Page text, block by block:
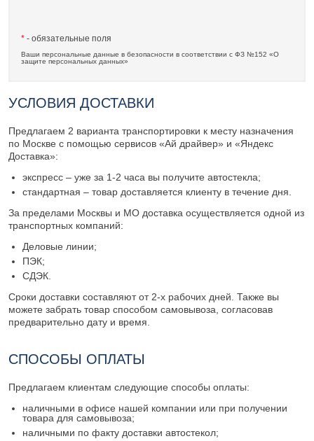
* - обязательные поля
Ваши персональные данные в безопасности в соответствии с ФЗ №152 «О
защите персональных данных»
УСЛОВИЯ ДОСТАВКИ
Предлагаем 2 варианта транспортировки к месту назначения
по Москве с помощью сервисов «Ай драйвер» и «Яндекс
Доставка»:
экспресс – уже за 1-2 часа вы получите автостекла;
стандартная – товар доставляется клиенту в течение дня.
За пределами Москвы и МО доставка осуществляется одной из
транспортных компаний:
Деловые линии;
ПЭК;
СДЭК.
Сроки доставки составляют от 2-х рабочих дней. Также вы
можете забрать товар способом самовывоза, согласовав
предварительно дату и время.
СПОСОБЫ ОПЛАТЫ
Предлагаем клиентам следующие способы оплаты:
наличными в офисе нашей компании или при получении
товара для самовывоза;
наличными по факту доставки автостекол;